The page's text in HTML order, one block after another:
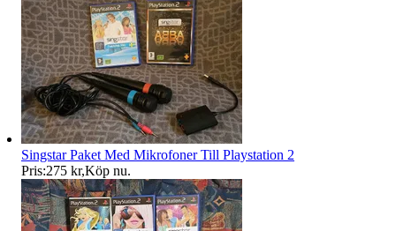
Singstar Paket Med Mikrofoner Till Playstation 2
Pris:275 kr,Köp nu.